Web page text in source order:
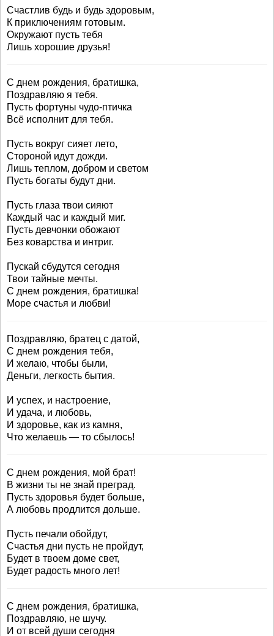
Счастлив будь и будь здоровым,
К приключениям готовым.
Окружают пусть тебя
Лишь хорошие друзья!
С днем рождения, братишка,
Поздравляю я тебя.
Пусть фортуны чудо-птичка
Всё исполнит для тебя.
Пусть вокруг сияет лето,
Стороной идут дожди.
Лишь теплом, добром и светом
Пусть богаты будут дни.
Пусть глаза твои сияют
Каждый час и каждый миг.
Пусть девчонки обожают
Без коварства и интриг.
Пускай сбудутся сегодня
Твои тайные мечты.
С днем рождения, братишка!
Море счастья и любви!
Поздравляю, братец с датой,
С днем рождения тебя,
И желаю, чтобы были,
Деньги, легкость бытия.
И успех, и настроение,
И удача, и любовь,
И здоровье, как из камня,
Что желаешь — то сбылось!
С днем рождения, мой брат!
В жизни ты не знай преград.
Пусть здоровья будет больше,
А любовь продлится дольше.
Пусть печали обойдут,
Счастья дни пусть не пройдут,
Будет в твоем доме свет,
Будет радость много лет!
С днем рождения, братишка,
Поздравляю, не шучу.
И от всей души сегодня